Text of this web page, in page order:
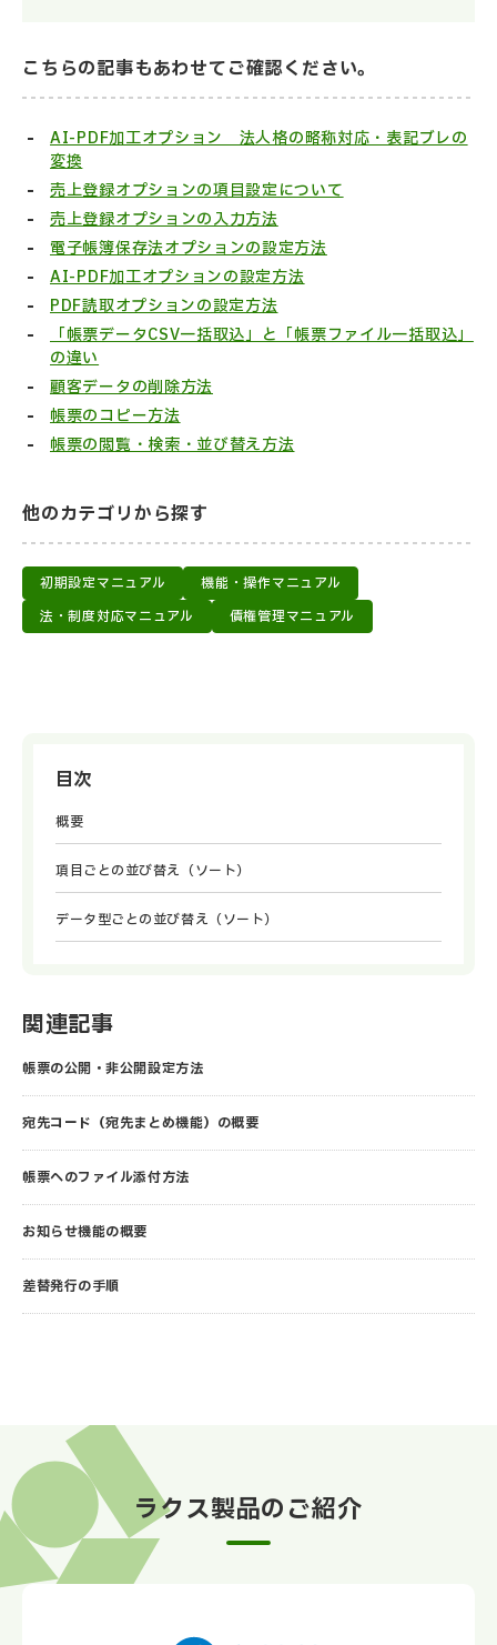
こちらの記事もあわせてご確認ください。
AI-PDF加工オプション 法人格の略称対応・表記ブレの
変換
売上登録オプションの項目設定について
売上登録オプションの入力方法
電子帳簿保存法オプションの設定方法
AI-PDF加工オプションの設定方法
PDF読取オプションの設定方法
「帳票データCSV一括取込」と「帳票ファイル一括取込」
の違い
顧客データの削除方法
帳票のコピー方法
帳票の閲覧・検索・並び替え方法
他のカテゴリから探す
初期設定マニュアル
機能・操作マニュアル
法・制度対応マニュアル
債権管理マニュアル
目次
概要
項目ごとの並び替え（ソート）
データ型ごとの並び替え（ソート）
関連記事
帳票の公開・非公開設定方法
宛先コード（宛先まとめ機能）の概要
帳票へのファイル添付方法
お知らせ機能の概要
差替発行の手順
ラクス製品のご紹介